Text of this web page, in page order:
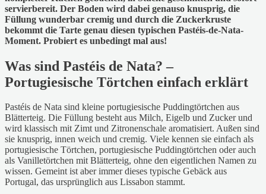
servierbereit. Der Boden wird dabei genauso knusprig, die
Füllung wunderbar cremig und durch die Zuckerkruste
bekommt die Tarte genau diesen typischen Pastéis-de-Nata-
Moment. Probiert es unbedingt mal aus!
Was sind Pastéis de Nata? –
Portugiesische Törtchen einfach erklärt
Pastéis de Nata sind kleine portugiesische Puddingtörtchen aus
Blätterteig. Die Füllung besteht aus Milch, Eigelb und Zucker und
wird klassisch mit Zimt und Zitronenschale aromatisiert. Außen sind
sie knusprig, innen weich und cremig. Viele kennen sie einfach als
portugiesische Törtchen, portugiesische Puddingtörtchen oder auch
als Vanilletörtchen mit Blätterteig, ohne den eigentlichen Namen zu
wissen. Gemeint ist aber immer dieses typische Gebäck aus
Portugal, das ursprünglich aus Lissabon stammt.